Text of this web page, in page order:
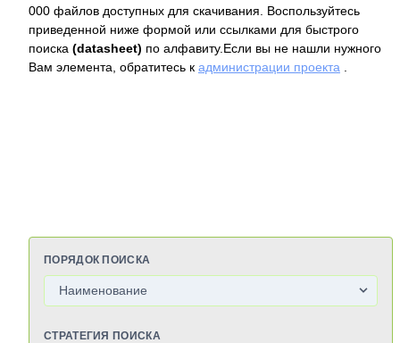
000 файлов доступных для скачивания. Воспользуйтесь
приведенной ниже формой или ссылками для быстрого
поиска (datasheet) по алфавиту.Если вы не нашли нужного
Вам элемента, обратитесь к администрации проекта
ПОРЯДОК ПОИСКА
СТРАТЕГИЯ ПОИСКА